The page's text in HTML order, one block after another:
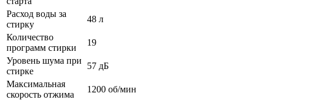
Расход воды за
стирку
48 л
Количество
программ стирки
19
Уровень шума при
стирке
57 дБ
Максимальная
скорость отжима
1200 об/мин